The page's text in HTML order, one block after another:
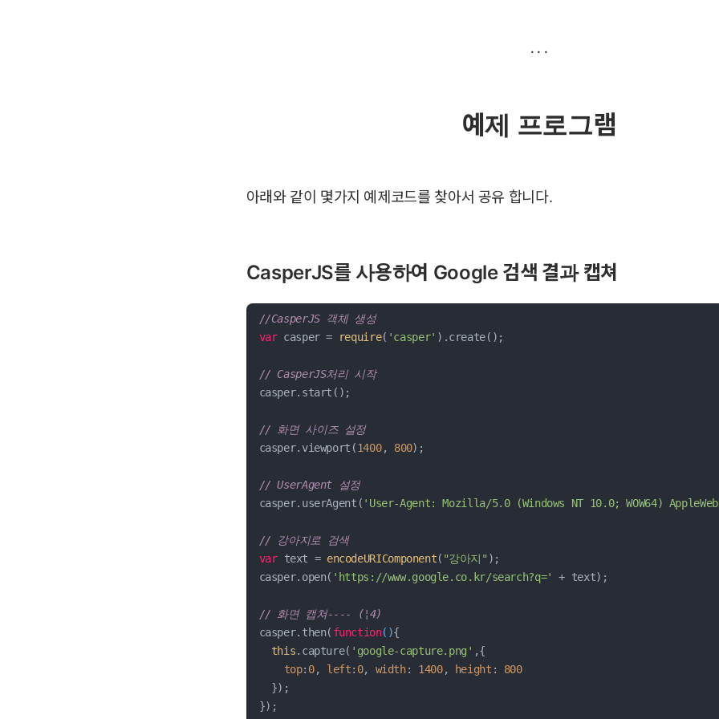
예제 프로그램
아래와 같이 몇가지 예제코드를 찾아서 공유 합니다.
CasperJS를 사용하여 Google 검색 결과 캡쳐
//CasperJS 객체 생성
var casper = require( 'casper' ).create();
// CasperJS처리 시작
casper.start();
// 화면 사이즈 설정
casper.viewport(1400, 800);
// UserAgent 설정
casper.userAgent( 'User-Agent: Mozilla/5.0 (Windows NT 10.0; WOW64)
// 강아지로 검색
var text = encodeURIComponent( "강아지" );
casper.open( 'https://www.google.co.kr/search?q=' + text);
// 화면 캡쳐---- (¦4)
casper.then( function( ){
this.capture( 'google-capture.png' ,{
top: 0, left: 0, width: 1400, height : 800
  });
});